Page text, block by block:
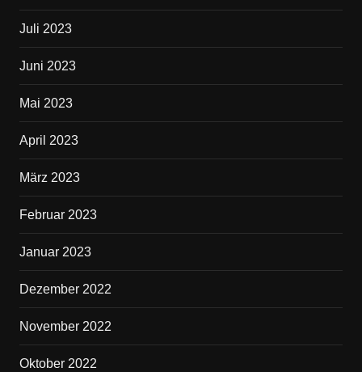
Juli 2023
Juni 2023
Mai 2023
April 2023
März 2023
Februar 2023
Januar 2023
Dezember 2022
November 2022
Oktober 2022